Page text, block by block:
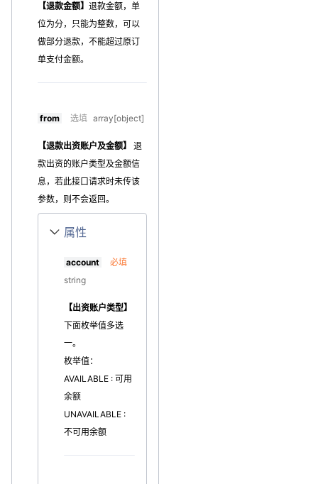
【退款金额】 退款金额，单
位为分，只能为整数，可以
做部分退款，不能超过原订
单支付金额。
from 选填 array[object]
【退款出资账户及金额】
退
款出资的账户类型及金额信
息，若此接口请求时未传该
参数，则不会返回。
属性
account
必填
string
【出资账户类型】
下面枚举值多选
一。
枚举值：
AVAILABLE : 可用
余额
UNAVAILABLE :
不可用余额